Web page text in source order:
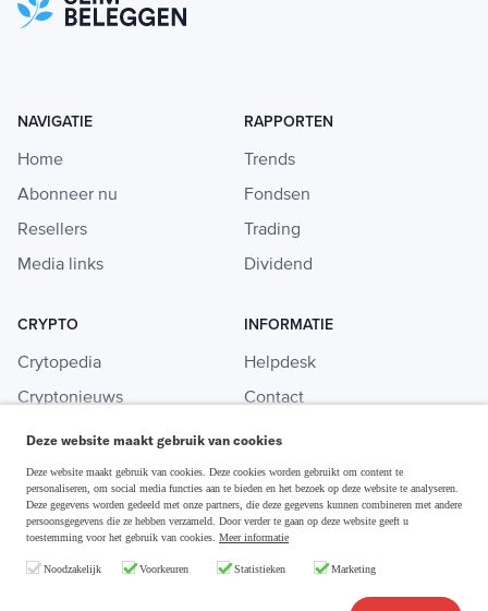
NAVIGATIE
Home
Abonneer nu
Resellers
Media links
RAPPORTEN
Trends
Fondsen
Trading
Dividend
CRYPTO
Crytopedia
Cryptonieuws
Crypto koopgids
Investeren in crypto
INFORMATIE
Helpdesk
Contact
Adverteren
Disclaimer & Privacy
Deze website maakt gebruik van cookies
Deze website maakt gebruik van cookies. Deze cookies worden gebruikt om content te
personaliseren, om social media functies aan te bieden en het bezoek op deze website te analyseren.
Deze gegevens worden gedeeld met onze partners, die deze gegevens kunnen combineren met andere
persoonsgegevens die ze hebben verzameld. Door verder te gaan op deze website geeft u
toestemming voor het gebruik van cookies. Meer informatie
Noodzakelijk Voorkeuren Statistieken Marketing